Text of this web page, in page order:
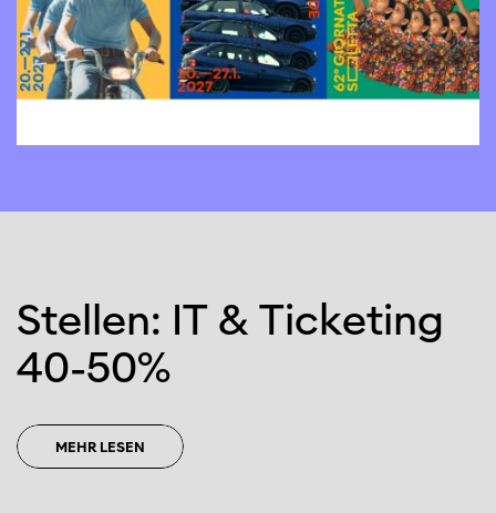
Stellen: IT & Ticketing
40-50%
MEHR LESEN